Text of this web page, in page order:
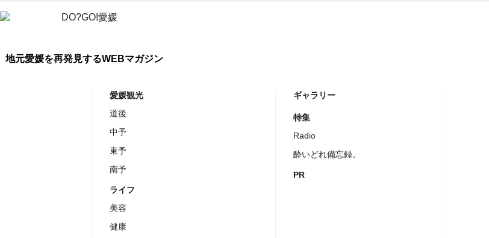
地元愛媛を再発見するWEBマガジン
愛媛観光
道後
中予
東予
南予
ライフ
美容
健康
ギャラリー
特集
Radio
酔いどれ備忘録。
PR